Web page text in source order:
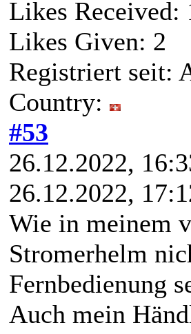
Likes Received:
Likes Given: 2
Registriert seit:
Country:
#53
26.12.2022,
26.12.2022,
Wie in meinem
Stromerhelm
Fernbedienung
Auch mein